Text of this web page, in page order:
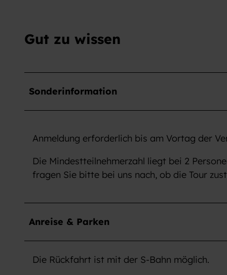
Gut zu wissen
Sonderinformation
Anmeldung erforderlich bis am Vortag der
Die Mindestteilnehmerzahl liegt bei 2
fragen Sie bitte bei uns nach, ob die Tour
Anreise & Parken
Die Rückfahrt ist mit der S-Bahn möglich.